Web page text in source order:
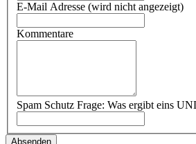
E-Mail Adresse (wird nicht angezeigt)
Kommentare